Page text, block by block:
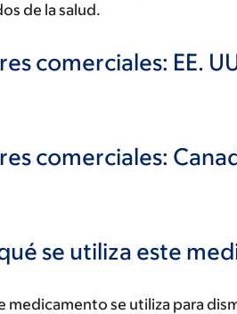
de la salud.
comerciales: EE.
comerciales:
se utiliza este
medicamento se utiliza para